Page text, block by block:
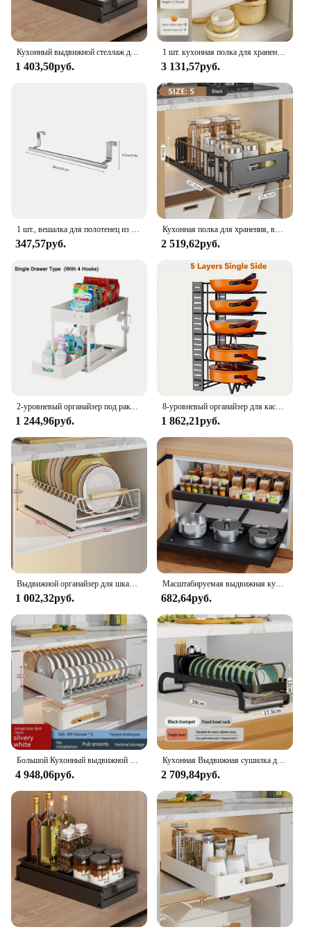
1 403,50руб.
1 шт. кухонная полка для хранения с выдвижными направляющими, выдвижной кухонный ящик, лоток для хранения, ящик для специй, стеллаж для хранения, органайзер для шкафов
3 131,57руб.
347,57руб.
Кухонная полка для хранения, выдвижной органайзер для шкафа, выдвижной ящик, лоток для хранения, бутылка для приправ, стеллаж для хранения специй, кухонный органайзер
2 519,62руб.
2-уровневый органайзер под раковиной, раздвижной шкаф, корзина, выдвижной ящик, многоцелевая стойка для хранения, органайзер для раковины для кухни, ванной комнаты
1 244,96руб.
8-уровневый органайзер для кастрюль, прочный металлический, компактный держатель для кастрюль, кастрюль и крышек - держите кухню, аккуратно и аккуратно
1 862,21руб.
1 002,32руб.
Масштабируемая выдвижная кухонная полка для хранения с выдвижными направляющими, лоток для хранения ящика, коробка для приправ, стеллаж для хранения, органайзер для шкафов
682,64руб.
Большой Кухонный выдвижной стеллаж для посуды, выдвижная сушилка для чашек, посуды, сушилка, стеллаж для хранения, органайзер для раковины, кабинета, держатель
4 948,06руб.
Кухонная Выдвижная сушилка для посуды, сушилка для посуды, стеллаж для хранения, рабочая раковина, встроенный органайзер, держатель для шкафа
2 709,84руб.